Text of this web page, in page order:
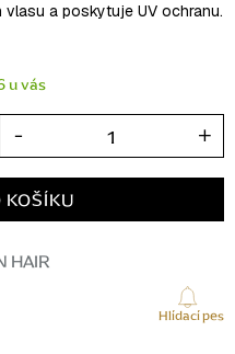
a poskytuje UV ochranu.
HAIR
Hlídací pes